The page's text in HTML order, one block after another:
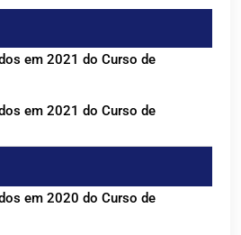
em 2021 do Curso de
em 2021 do Curso de
em 2020 do Curso de